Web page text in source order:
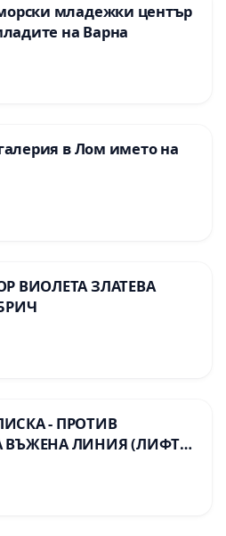
младежки център
на Варна
в Лом името на
ВИОЛЕТА ЗЛАТЕВА
- ПРОТИВ
ВЪЖЕНА ЛИНИЯ (ЛИФТ)
ПРИРОДНА
„ХЪЛМ НА
(БУНАРДЖИК)